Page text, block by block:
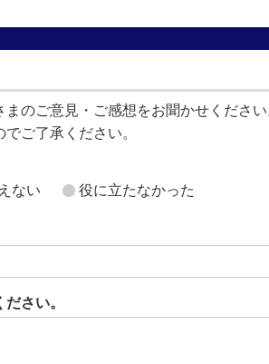
のご意見・ご感想をお聞かせくださ
ご了承ください。
ない 役に立たなかった
さい。